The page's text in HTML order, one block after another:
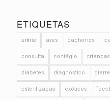
ETIQUETAS
artrite aves cachorros
consulta contágio crianças
diabetes diagnóstico
esterilização exóticos